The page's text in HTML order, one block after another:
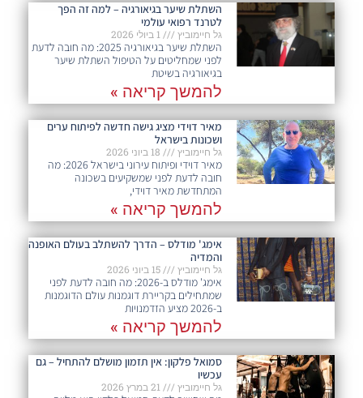
השתלת שיער בגיאורגיה – למה זה הפך
לטרנד רפואי עולמי
גל חיימוביץ
השתלת שיער בגיאורגיה 2025: מה חובה לדעת
לפני שמחליטים על הטיפול השתלת שיער
בגיאורגיה בשיטת
להמשך קריאה »
מאיר דוידי מציג גישה חדשה לפיתוח ערים
ושכונות בישראל
גל חיימוביץ
מאיר דוידי ופיתוח עירוני בישראל 2026: מה
חובה לדעת לפני שמשקיעים בשכונה
המתחדשת מאיר דוידי,
להמשך קריאה »
אימג' מודלס – הדרך להשתלב בעולם האופנה
והמדיה
גל חיימוביץ
אימג' מודלס ב-2026: מה חובה לדעת לפני
שמתחילים בקריירת דוגמנות עולם הדוגמנות
ב-2026 מציע הזדמנויות
להמשך קריאה »
סמואל פלקון: אין תזמון מושלם להתחיל – גם
עכשיו
גל חיימוביץ